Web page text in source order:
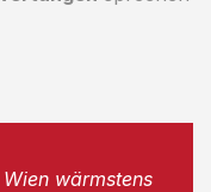
wärmstens